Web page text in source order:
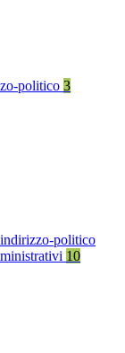
politico 3
politico
10